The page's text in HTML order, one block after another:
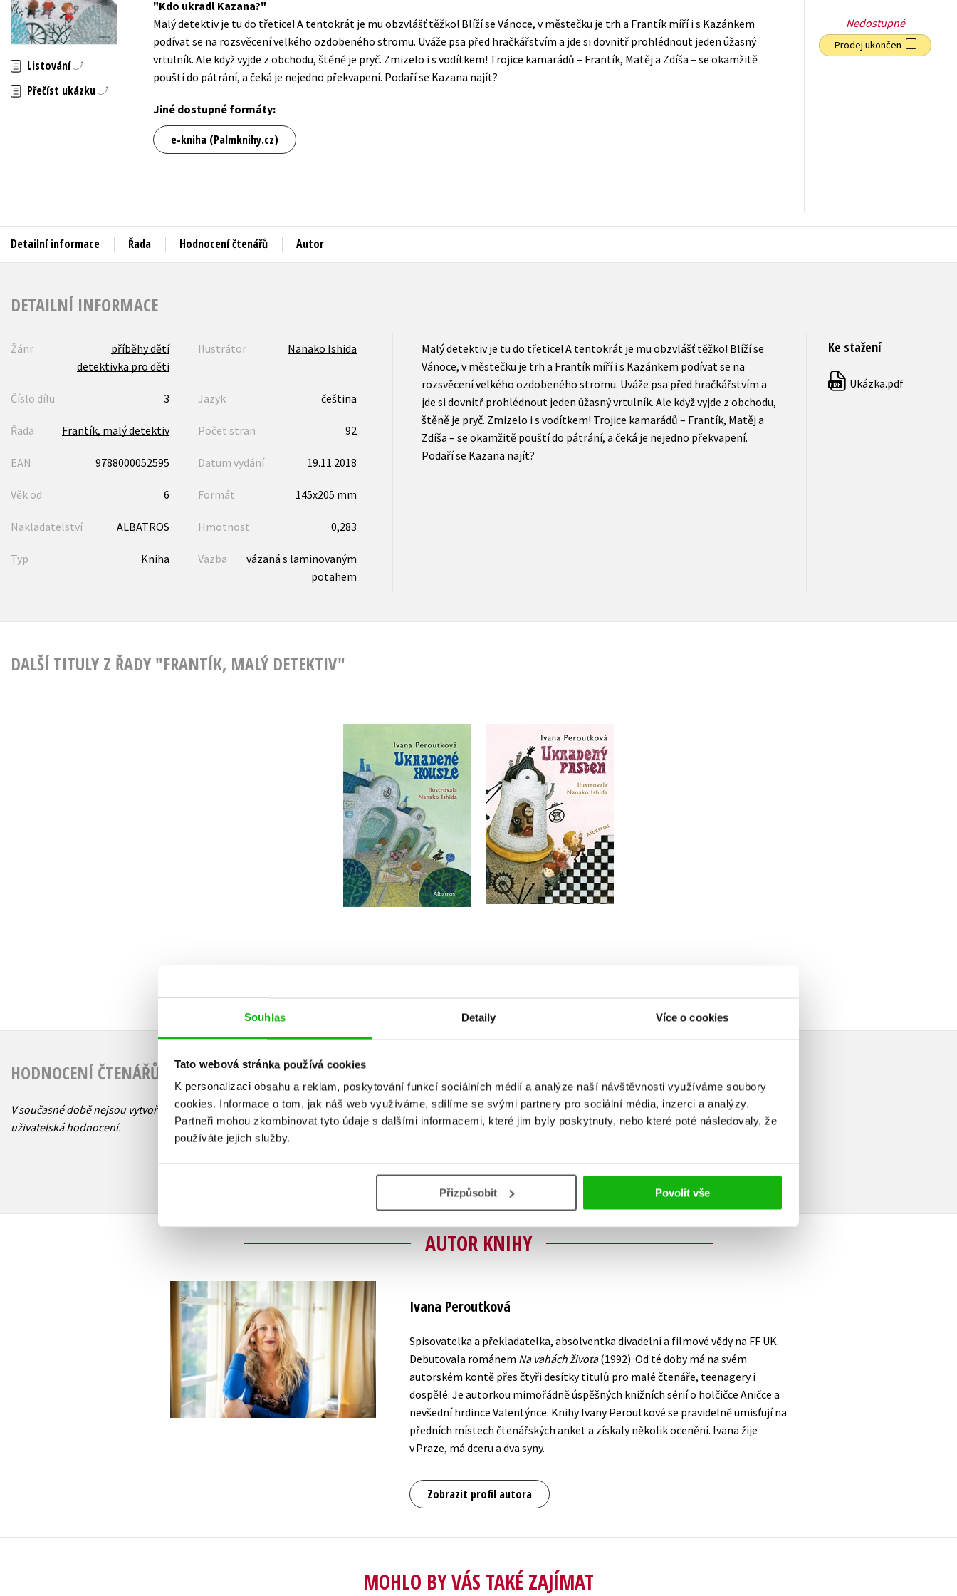
Souhlas Detaily Více o cookies
Tato webová stránka používá cookies
K personalizaci obsahu a reklam, poskytování funkcí sociálních médií a analýze naší návštěvnosti využíváme soubory
cookies. Informace o tom, jak náš web využíváme, sdílíme se svými partnery pro sociální média, inzerci a analýzy.
Partneři mohou zkombinovat tyto údaje s dalšími informacemi, které jim byly poskytnuty, nebo které poté následovaly, že
používáte jejich služby.
Přizpůsobit Povolit vše
Auto - moto
Beletrie pro děti
Beletrie pro dospělé
Byznys a ekonomie
Jazyky
Kalendáře
Kariéra a osobní rozvoj
Komiks
Populárně - naučné pro děti
Předškoláci
Příroda a zahrada
Young adult (SK)
Zahraniční literatura
Listování
Přečíst ukázku
Kdo ukradl Kazana?
Malý detektiv je tu do třetice! A tentokrát je mu obzvlášť těžko! Blíží se Vánoce, v městečku je trh a Frantík míří i s Kazánkem
podívat se na rozsvěcení velkého ozdobeného stromu. Uváže psa před hračkářstvím a jde si dovnitř prohlédnout jeden úžasný
vrtulník. Ale když vyjde z obchodu, štěně je pryč. Zmizelo i s vodítkem! Trojice kamarádů – Frantík, Matěj a Zdíša – se okamžitě
pouští do pátrání, a čeká je nejedno překvapení. Podaří se Kazana najít?
Jiné dostupné formáty:
e-kniha (Palmknihy.cz)
Nedostupné
Prodej ukončen
Detailní informace Řada Hodnocení čtenářů Autor
DETAILNÍ INFORMACE
Žánr
příběhy dětí
detektivka pro děti
Ilustrátor Nanako Ishida
Číslo dílu 3 Jazyk čeština
Řada Frantík, malý detektiv Počet stran 92
EAN 9788000052595 Datum vydání 19.11.2018
Věk od 6 Formát 145x205 mm
Nakladatelství ALBATROS Hmotnost 0,283
Typ Kniha Vazba
vázaná s laminovaným
potahem
Malý detektiv je tu do třetice! A tentokrát je mu obzvlášť těžko! Blíží se
Vánoce, v městečku je trh a Frantík míří i s Kazánkem podívat se na
rozsvěcení velkého ozdobeného stromu. Uváže psa před hračkářstvím a
jde si dovnitř prohlédnout jeden úžasný vrtulník. Ale když vyjde z obchodu,
štěně je pryč. Zmizelo i s vodítkem! Trojice kamarádů – Frantík, Matěj a
Zdíša – se okamžitě pouští do pátrání, a čeká je nejedno překvapení.
Podaří se Kazana najít?
Ke stažení
PDF Ukázka.pdf
DALŠÍ TITULY Z ŘADY "FRANTÍK, MALÝ DETEKTIV"
Ukradené housle
Ivana Peroutková
Do košíku
269 Kč
215 Kč
Ukradený prsten
Ivana Peroutková
Do košíku
249 Kč
199 Kč
HODNOCENÍ ČTENÁŘŮ
V současné době nejsou vytvořena žádná
uživatelská hodnocení.
Vaše hodnocení
Přihlásit
AUTOR KNIHY
Ivana Peroutková
Spisovatelka a překladatelka, absolventka divadelní a filmové vědy na FF UK.
Debutovala románem Na vahách života(1992). Od té doby má na svém
autorském kontě přes čtyři desítky titulů pro malé čtenáře, teenagery i
dospělé. Je autorkou mimořádně úspěšných knižních sérií o holčičce Aničce a
nevšední hrdince Valentýnce. Knihy Ivany Peroutkové se pravidelně umisťují na
předních místech čtenářských anket a získaly několik ocenění. Ivana žije
v Praze, má dceru a dva syny.
Zobrazit profil autora
MOHLO BY VÁS TAKÉ ZAJÍMAT